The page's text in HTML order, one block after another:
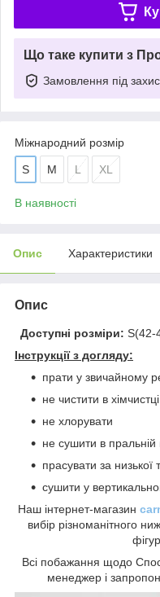
Що таке купити з
Замовлення під
Міжнародний розмір
S M L XL
В наявності
Опис Характеристики
Опис
Доступні розміри: S(42-
Інструкції з догляду:
прати у звичайному
не чистити в хімчистці
не хлорувати
не сушити в
прасувати за низької
сушити у
Наш інтернет-магазин
вибір різноманітного
Всі побажання щодо
менеджер і